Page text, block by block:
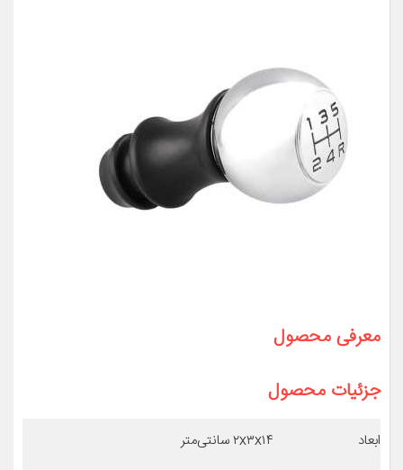
معرفی محصول
جزئیات محصول
ابعاد ۲x۳x۱۴ سانتی‌متر